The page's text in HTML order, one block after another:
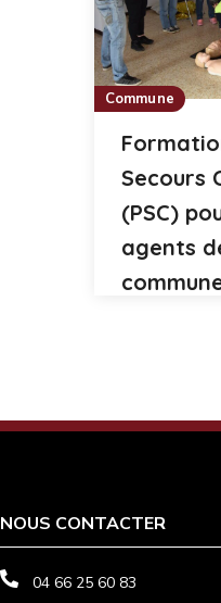
Commune
Secours
(PSC)
agents
NOUS CONTACTER
04 66 25 60 83